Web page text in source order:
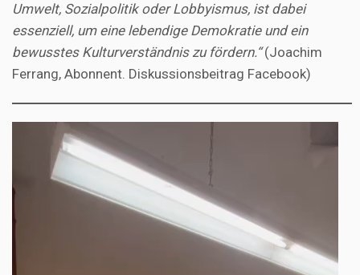
Umwelt, Sozialpolitik oder Lobbyismus, ist dabei
essenziell, um eine lebendige Demokratie und ein
bewusstes Kulturverständnis zu fördern.“(Joachim
Ferrang, Abonnent. Diskussionsbeitrag Facebook)